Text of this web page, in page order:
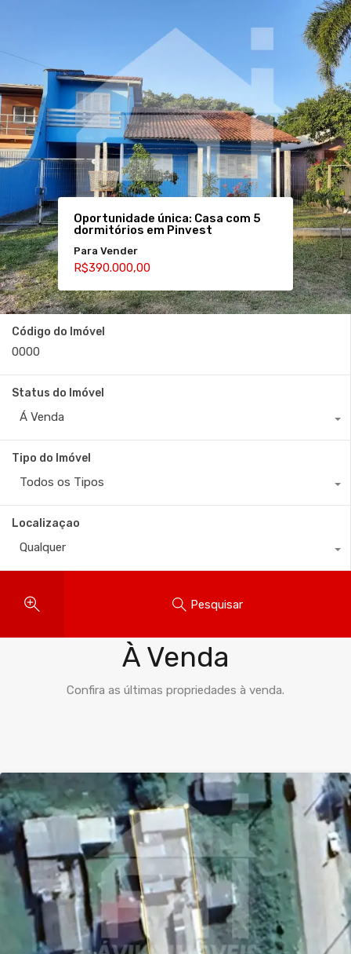
Oportunidade única: Casa com 5
dormitórios em Pinvest
Para Vender
R$390.000,00
Código do Imóvel
Status do Imóvel
Á Venda
Tipo do Imóvel
Todos os Tipos
Localizaçao
Qualquer
Pesquisar
À Venda
Confira as últimas propriedades à venda.